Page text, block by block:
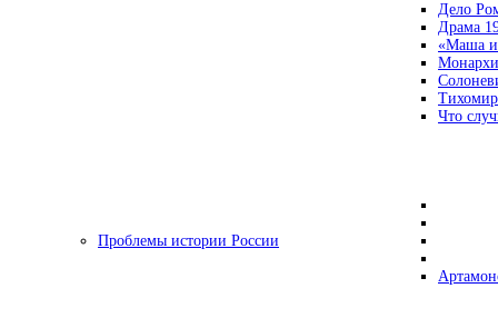
Дело
Драма
«Маша и
Что
Проблемы истории России